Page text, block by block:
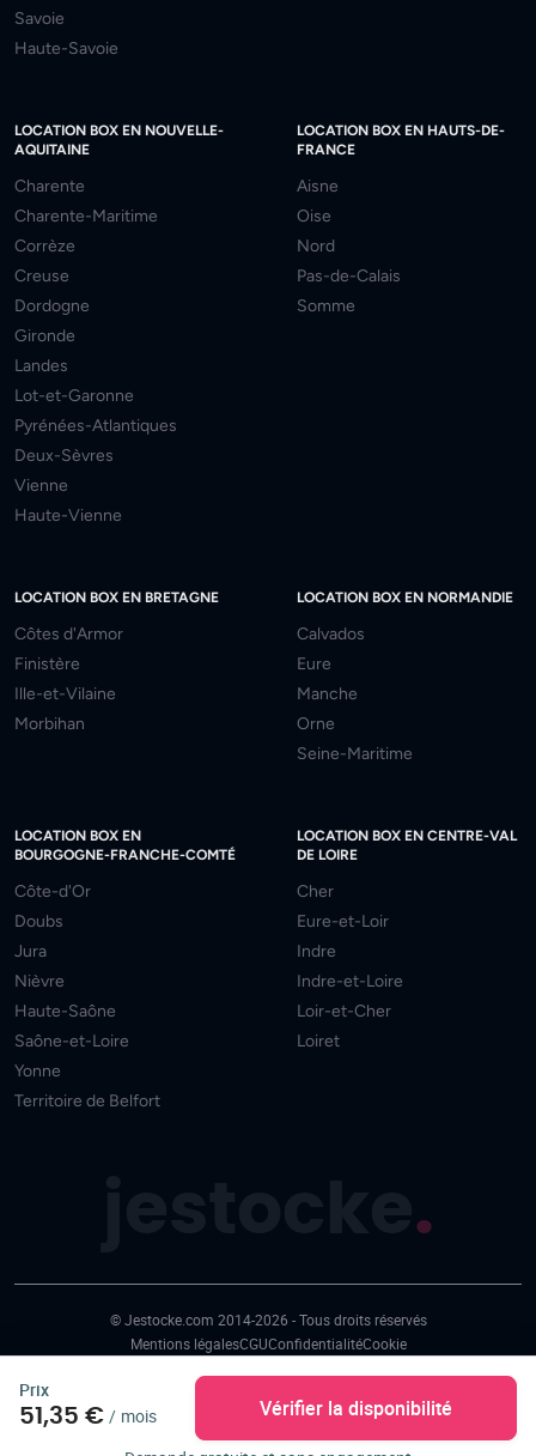
Prix
51,35 € / mois Vérifier la disponibilité
Savoie
Haute-Savoie
LOCATION BOX EN NOUVELLE-
AQUITAINE
Charente
Charente-Maritime
Corrèze
Creuse
Dordogne
Gironde
Landes
Lot-et-Garonne
Pyrénées-Atlantiques
Deux-Sèvres
Vienne
Haute-Vienne
LOCATION BOX EN HAUTS-DE-
FRANCE
Aisne
Oise
Nord
Pas-de-Calais
Somme
LOCATION BOX EN BRETAGNE
Côtes d'Armor
Finistère
Ille-et-Vilaine
Morbihan
LOCATION BOX EN NORMANDIE
Calvados
Eure
Manche
Orne
Seine-Maritime
LOCATION BOX EN
BOURGOGNE-FRANCHE-COMTÉ
Côte-d'Or
Doubs
Jura
Nièvre
Haute-Saône
Saône-et-Loire
Yonne
Territoire de Belfort
LOCATION BOX EN CENTRE-VAL
DE LOIRE
Cher
Eure-et-Loir
Indre
Indre-et-Loire
Loir-et-Cher
Loiret
.
© Jestocke.com 2014-2026 - Tous droits réservés
Mentions légalesCGUConfidentialitéCookie